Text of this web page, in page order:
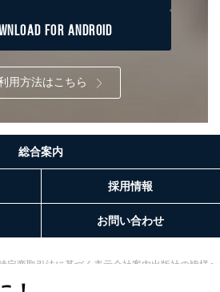
FOR ANDROID
用方法はこちら
総合案内
採用情報
お問い合わせ
定商取引法に基づく表示会社案内出版社の皆様へ